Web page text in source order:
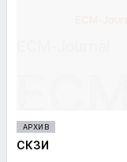
АРХИВ
СКЗИ